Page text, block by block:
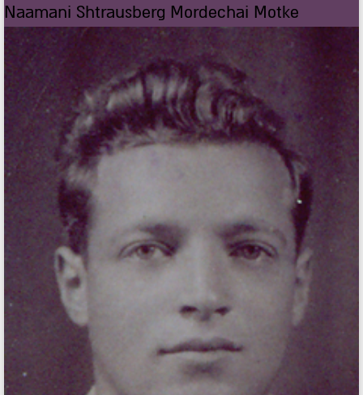
Naamani Shtrausberg Mordechai Motke